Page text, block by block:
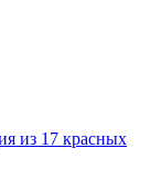
из 17 красных